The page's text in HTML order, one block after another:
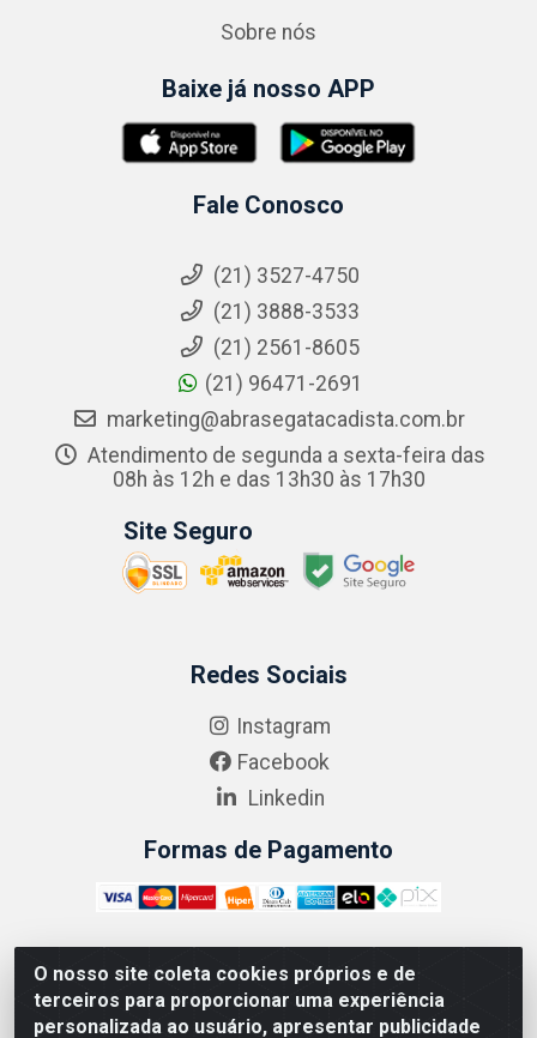
O nosso site coleta cookies próprios e de
terceiros para proporcionar uma experiência
personalizada ao usuário, apresentar publicidade
Sobre nós
Baixe já nosso APP
Fale Conosco
(21) 3527-4750
(21) 3888-3533
(21) 2561-8605
(21) 96471-2691
marketing@abrasegatacadista.com.br
Atendimento de segunda a sexta-feira das
08h às 12h e das 13h30 às 17h30
Site Seguro
Redes Sociais
Instagram
Facebook
Linkedin
Formas de Pagamento
ABRASEG COMÉRCIO ATACADISTA LTDA - CNPJ:
10.894.768/0001-00 - Avenida Lobo Júnior, 1045 -